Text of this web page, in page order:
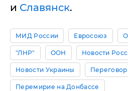
и Славянск.
МИД России Евросоюз
"ЛНР" ООН Новости
Новости Украины
Перемирие на Донбассе